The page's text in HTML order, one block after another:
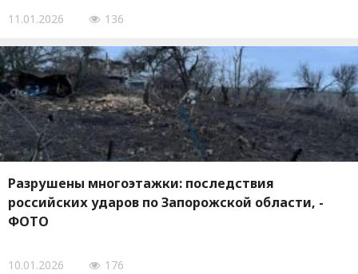
11.01.2026 136
Разрушены многоэтажки: последствия
российских ударов по Запорожской области, -
ФОТО
10.01.2026 176